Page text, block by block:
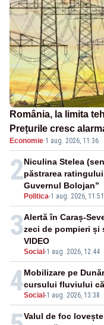
România, la limita
Prețurile cresc
Economie·1 aug. 2026, 11:36
2
Politica-1 aug. 2026, 11:51
Niculina Stelea
păstrarea
Guvernul Bolojan”
3
Social -1 aug. 2026, 12:44
Alertă în Caraș-
zeci de pompieri
VIDEO
4Social -1 aug. 2026, 13:38
Mobilizare pe
cursului fluviului
Valul de foc